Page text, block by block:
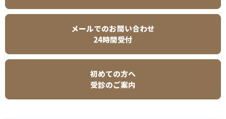
メールでのお問い合わせ
24時間受付
初めての方へ
受診のご案内